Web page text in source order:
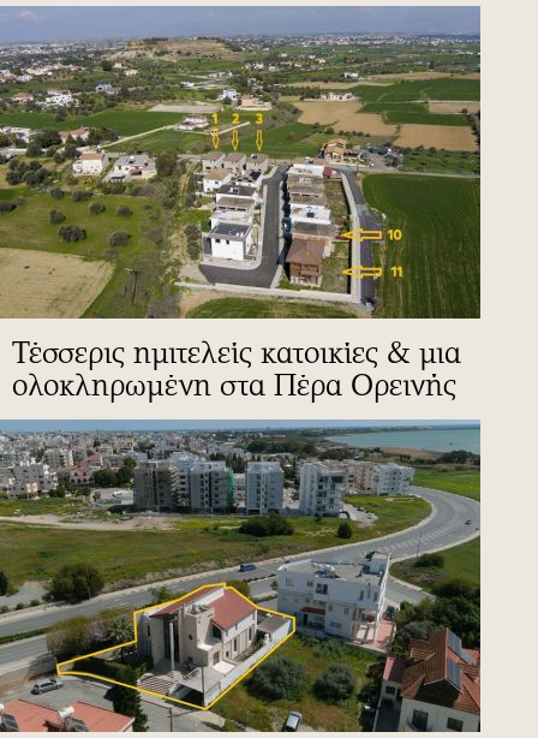
Τέσσερις ημιτελείς κατοικίες & μια
ολοκληρωμένη στα Πέρα Ορεινής